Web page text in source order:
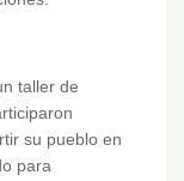
taller de
su pueblo en
para